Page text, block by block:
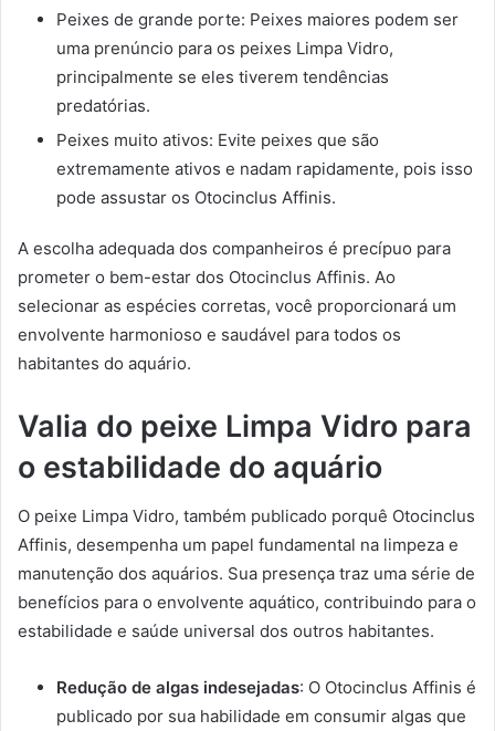
Peixes de grande porte: Peixes maiores podem ser
uma prenúncio para os peixes Limpa Vidro,
principalmente se eles tiverem tendências
predatórias.
Peixes muito ativos: Evite peixes que são
extremamente ativos e nadam rapidamente, pois isso
pode assustar os Otocinclus Affinis.
A escolha adequada dos companheiros é precípuo para
prometer o bem-estar dos Otocinclus Affinis. Ao
selecionar as espécies corretas, você proporcionará um
envolvente harmonioso e saudável para todos os
habitantes do aquário.
Valia do peixe Limpa Vidro para
o estabilidade do aquário
O peixe Limpa Vidro, também publicado porquê Otocinclus
Affinis, desempenha um papel fundamental na limpeza e
manutenção dos aquários. Sua presença traz uma série de
benefícios para o envolvente aquático, contribuindo para o
estabilidade e saúde universal dos outros habitantes.
Redução de algas indesejadas: O Otocinclus Affinis é
publicado por sua habilidade em consumir algas que